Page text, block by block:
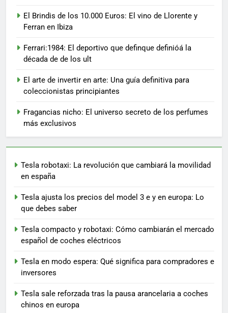
El Brindis de los 10.000 Euros: El vino de Llorente y
Ferran en Ibiza
Ferrari:1984: El deportivo que definque definióá la
década de de los ult
El arte de invertir en arte: Una guía definitiva para
coleccionistas principiantes
Fragancias nicho: El universo secreto de los perfumes
más exclusivos
Tesla robotaxi: La revolución que cambiará la movilidad
en españa
Tesla ajusta los precios del model 3 e y en europa: Lo
que debes saber
Tesla compacto y robotaxi: Cómo cambiarán el mercado
español de coches eléctricos
Tesla en modo espera: Qué significa para compradores e
inversores
Tesla sale reforzada tras la pausa arancelaria a coches
chinos en europa